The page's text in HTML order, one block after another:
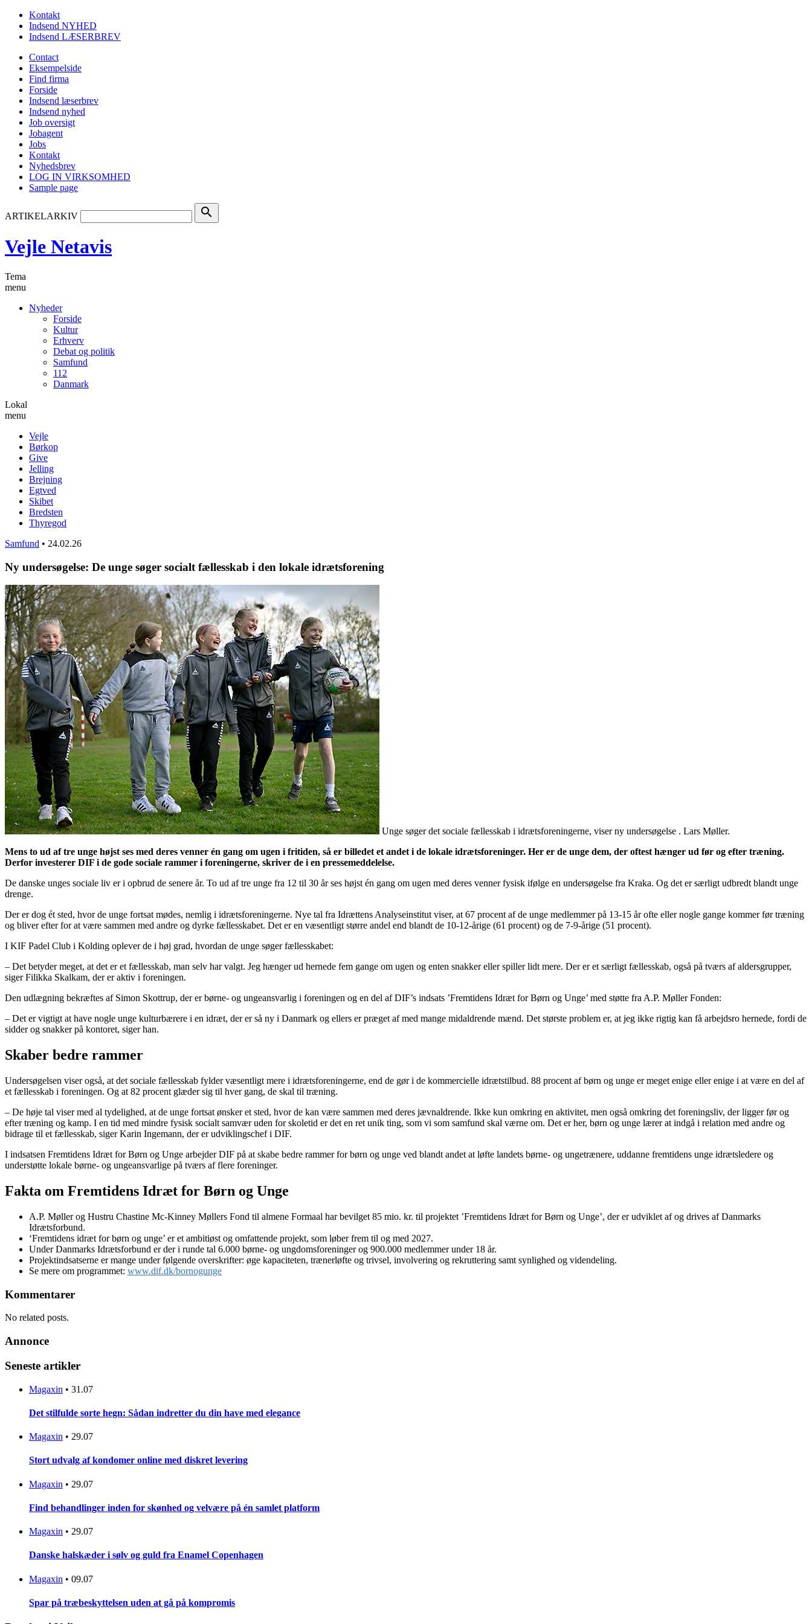
Kontakt
Indsend NYHED
Indsend LÆSERBREV
Contact
Eksempelside
Find firma
Forside
Indsend læserbrev
Indsend nyhed
Job oversigt
Jobagent
Jobs
Kontakt
Nyhedsbrev
LOG IN VIRKSOMHED
Sample page
ARTIKELARKIV search
Vejle Netavis
Tema
menu
Nyheder
Forside
Kultur
Erhverv
Debat og politik
Samfund
112
Danmark
Lokal
menu
Vejle
Børkop
Give
Jelling
Brejning
Egtved
Skibet
Bredsten
Thyregod
Samfund • 24.02.26
Ny undersøgelse: De unge søger socialt fællesskab i den lokale idrætsforening
Unge søger det sociale fællesskab i idrætsforeningerne, viser ny undersøgelse . Lars Møller.
Mens to ud af tre unge højst ses med deres venner én gang om ugen i fritiden, så er billedet et andet i de lokale idrætsforeninger. Her er de unge dem, der oftest hænger ud før og efter træning.
Derfor investerer DIF i de gode sociale rammer i foreningerne, skriver de i en pressemeddelelse.
De danske unges sociale liv er i opbrud de senere år. To ud af tre unge fra 12 til 30 år ses højst én gang om ugen med deres venner fysisk ifølge en undersøgelse fra Kraka. Og det er særligt udbredt blandt unge
drenge.
Der er dog ét sted, hvor de unge fortsat mødes, nemlig i idrætsforeningerne. Nye tal fra Idrættens Analyseinstitut viser, at 67 procent af de unge medlemmer på 13-15 år ofte eller nogle gange kommer før træning
og bliver efter for at være sammen med andre og dyrke fællesskabet. Det er en væsentligt større andel end blandt de 10-12-årige (61 procent) og de 7-9-årige (51 procent).
I KIF Padel Club i Kolding oplever de i høj grad, hvordan de unge søger fællesskabet:
– Det betyder meget, at det er et fællesskab, man selv har valgt. Jeg hænger ud hernede fem gange om ugen og enten snakker eller spiller lidt mere. Der er et særligt fællesskab, også på tværs af aldersgrupper,
siger Filikka Skalkam, der er aktiv i foreningen.
Den udlægning bekræftes af Simon Skottrup, der er børne- og ungeansvarlig i foreningen og en del af DIF’s indsats ’Fremtidens Idræt for Børn og Unge’ med støtte fra A.P. Møller Fonden:
– Det er vigtigt at have nogle unge kulturbærere i en idræt, der er så ny i Danmark og ellers er præget af med mange midaldrende mænd. Det største problem er, at jeg ikke rigtig kan få arbejdsro hernede, fordi de
sidder og snakker på kontoret, siger han.
Skaber bedre rammer
Undersøgelsen viser også, at det sociale fællesskab fylder væsentligt mere i idrætsforeningerne, end de gør i de kommercielle idrætstilbud. 88 procent af børn og unge er meget enige eller enige i at være en del af
et fællesskab i foreningen. Og at 82 procent glæder sig til hver gang, de skal til træning.
– De høje tal viser med al tydelighed, at de unge fortsat ønsker et sted, hvor de kan være sammen med deres jævnaldrende. Ikke kun omkring en aktivitet, men også omkring det foreningsliv, der ligger før og
efter træning og kamp. I en tid med mindre fysisk socialt samvær uden for skoletid er det en ret unik ting, som vi som samfund skal værne om. Det er her, børn og unge lærer at indgå i relation med andre og
bidrage til et fællesskab, siger Karin Ingemann, der er udviklingschef i DIF.
I indsatsen Fremtidens Idræt for Børn og Unge arbejder DIF på at skabe bedre rammer for børn og unge ved blandt andet at løfte landets børne- og ungetrænere, uddanne fremtidens unge idrætsledere og
understøtte lokale børne- og ungeansvarlige på tværs af flere foreninger.
Fakta om Fremtidens Idræt for Børn og Unge
A.P. Møller og Hustru Chastine Mc-Kinney Møllers Fond til almene Formaal har bevilget 85 mio. kr. til projektet ’Fremtidens Idræt for Børn og Unge’, der er udviklet af og drives af Danmarks
Idrætsforbund.
‘Fremtidens idræt for børn og unge’ er et ambitiøst og omfattende projekt, som løber frem til og med 2027.
Under Danmarks Idrætsforbund er der i runde tal 6.000 børne- og ungdomsforeninger og 900.000 medlemmer under 18 år.
Projektindsatserne er mange under følgende overskrifter: øge kapaciteten, trænerløfte og trivsel, involvering og rekruttering samt synlighed og videndeling.
Se mere om programmet: www.dif.dk/bornogunge
Kommentarer
No related posts.
Annonce
Seneste artikler
Magaxin • 31.07
Det stilfulde sorte hegn: Sådan indretter du din have med elegance
Magaxin • 29.07
Stort udvalg af kondomer online med diskret levering
Magaxin • 29.07
Find behandlinger inden for skønhed og velvære på én samlet platform
Magaxin • 29.07
Danske halskæder i sølv og guld fra Enamel Copenhagen
Magaxin • 09.07
Spar på træbeskyttelsen uden at gå på kompromis